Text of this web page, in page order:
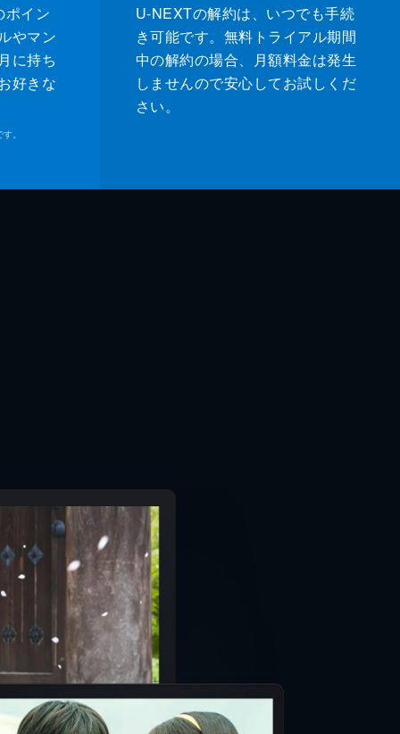
ポイン
やマン
に持ち
好きな
。
U-NEXTの解約は、いつでも手続
き可能です。無料トライアル期間
中の解約の場合、月額料金は発生
しませんので安心してお試しくだ
さい。